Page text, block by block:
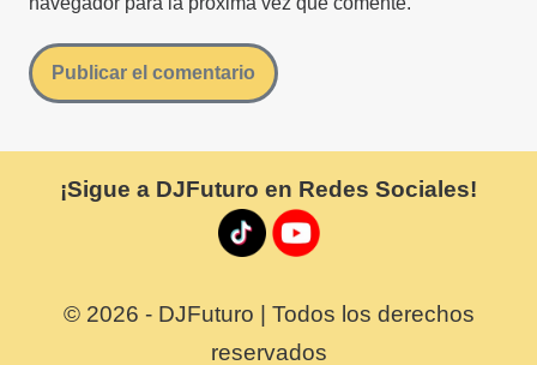
¡Sigue a DJFuturo en Redes Sociales!
© 2026 - DJFuturo | Todos los derechos
reservados